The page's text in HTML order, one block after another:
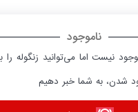
ناموجود
نیست اما می‌توانید زنگوله را
شدن، به شما خبر دهیم